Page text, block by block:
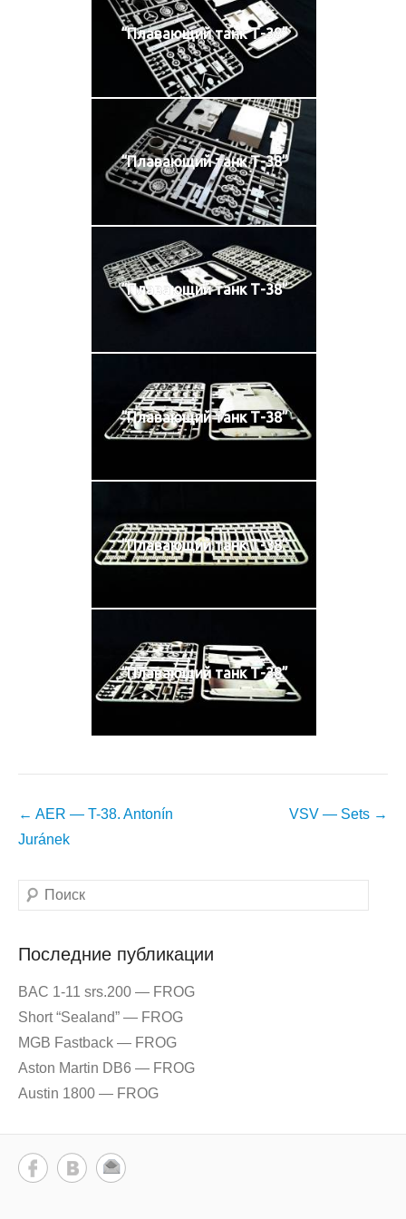
“Плавающий танк Т-38”
“Плавающий танк Т-38”
“Плавающий танк Т-38”
“Плавающий танк Т-38”
“Плавающий танк Т-38”
“Плавающий танк Т-38”
Навигация
по
← AER — T-38. Antonín
Juránek
VSV — Sets →
Поиск
Последние публикации
BAC 1-11 srs.200 — FROG
Short “Sealand” — FROG
MGB Fastback — FROG
Aston Martin DB6 — FROG
Austin 1800 — FROG